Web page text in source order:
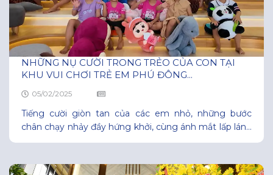
NHỮNG NỤ CƯỜI TRONG TRẺO CỦA CON TẠI
KHU VUI CHƠI TRẺ EM PHÚ ĐÔNG...
05/02/2025
Tiếng cười giòn tan của các em nhỏ, những bước
chân chạy nhảy đầy hứng khởi, cùng ánh mắt lấp lánh
niềm vui – đó chính là hình ảnh khu vui chơi tại Phú
thiết kế an toàn và hiện đại, để các bé thỏa